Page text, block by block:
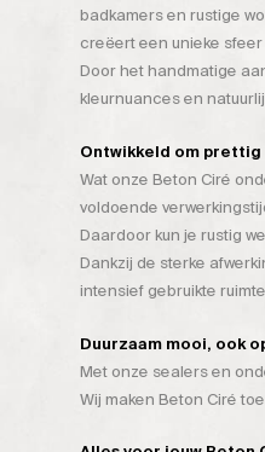
badkamers en rustige
creëert een unieke
Door het handmatige
kleurnuances en
Ontwikkeld om prettig
Wat onze Beton Ciré
voldoende
Daardoor kun je rustig
Dankzij de sterke
intensief gebruikte
Duurzaam mooi, ook
Met onze sealers en
Wij maken Beton Ciré